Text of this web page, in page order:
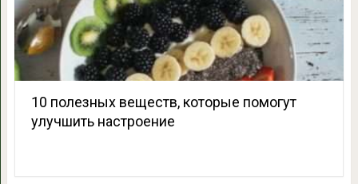
10 полезных веществ, которые помогут
улучшить настроение